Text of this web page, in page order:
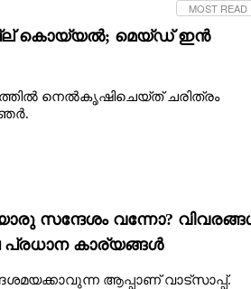
MOST READ
കൊയ്യൽ; മെയ്‌ഡ് ഇൻ
നെൽകൃഷിചെയ്‌ത് ചരിത്രം
സന്ദേശം വന്നോ?
പ്രധാന കാര്യങ്ങൾ
ആപ്പാണ് വാട്‌സാപ്പ്.